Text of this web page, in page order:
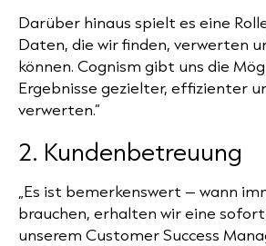
Darüber hinaus spielt es eine
Daten, die wir finden, verwerten
können. Cognism gibt uns die
Ergebnisse gezielter, effizienter
verwerten.“
2. Kundenbetreuung
„Es ist bemerkenswert – wann
brauchen, erhalten wir eine
unserem Customer Success